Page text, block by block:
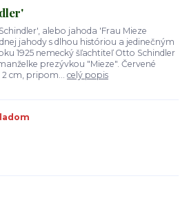
alebo jahoda 'Frau Mieze
jahody s dlhou históriou a jedinečným
1925 nemecký šľachtiteľ Otto Schindler
prezývkou "Mieze". Červené
cm, pripom... celý popis